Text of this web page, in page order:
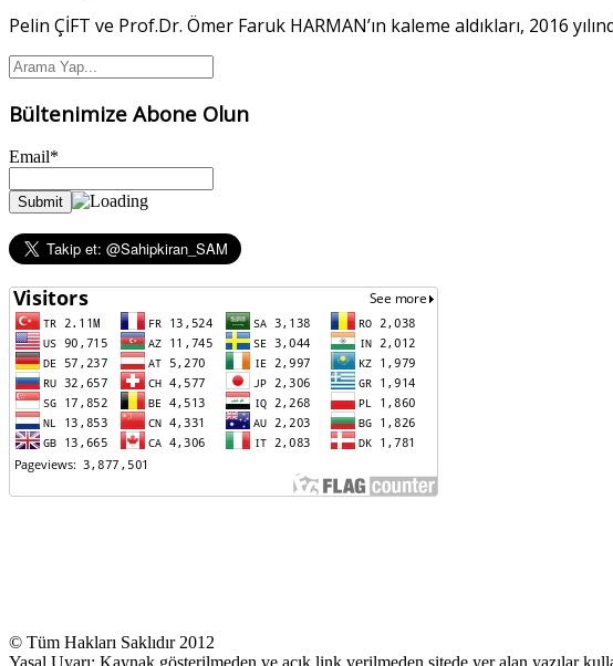
Pelin ÇİFT ve Prof.Dr. Ömer Faruk HARMAN’ın kaleme aldıkları, 2016
Bültenimize Abone Olun
Email*
© Tüm Hakları Saklıdır 2012